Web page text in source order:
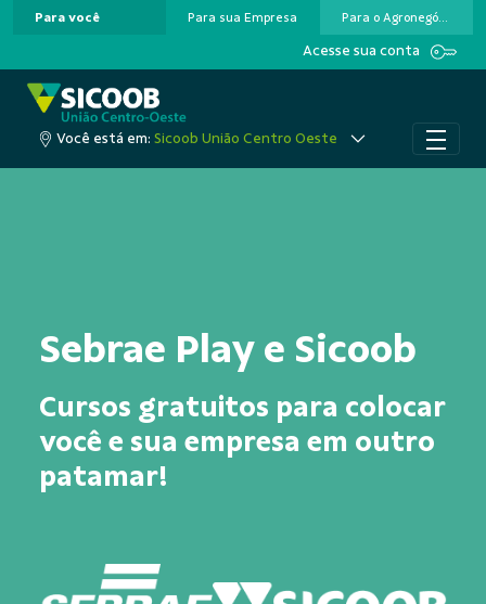
Pular para o Conteúdo principal
Para você Para sua Empresa Para o Agronegócio
Acesse sua conta
Você está em: Sicoob União Centro Oeste
Sebrae Play e Sicoob
Cursos gratuitos para colocar
você e sua empresa em outro
patamar!